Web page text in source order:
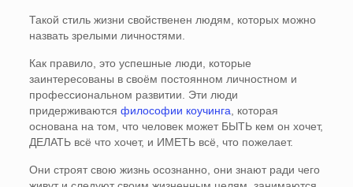
Такой стиль жизни свойственен людям, которых можно
назвать зрелыми личностями.
Как правило, это успешные люди, которые
заинтересованы в своём постоянном личностном и
профессиональном развитии. Эти люди
придерживаются философии коучинга , которая
основана на том, что человек может БЫТЬ кем он хочет,
ДЕЛАТЬ всё что хочет, и ИМЕТЬ всё, что пожелает.
Они строят свою жизнь осознанно, они знают ради чего